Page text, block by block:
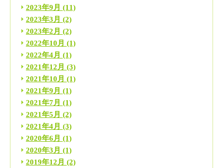
2023年9月 (11)
2023年3月 (2)
2023年2月 (2)
2022年10月 (1)
2022年4月 (1)
2021年12月 (3)
2021年10月 (1)
2021年9月 (1)
2021年7月 (1)
2021年5月 (2)
2021年4月 (3)
2020年6月 (1)
2020年3月 (1)
2019年12月 (2)